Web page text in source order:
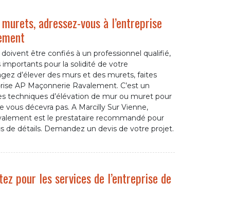
adressez-vous à l’entreprise
être confiés à un professionnel qualifié,
importants pour la solidité de votre
d’élever des murs et des murets, faites
AP Maçonnerie Ravalement. C’est un
techniques d’élévation de mur ou muret pour
décevra pas. A Marcilly Sur Vienne,
est le prestataire recommandé pour
de détails. Demandez un devis de votre projet.
pour les services de l’entreprise de